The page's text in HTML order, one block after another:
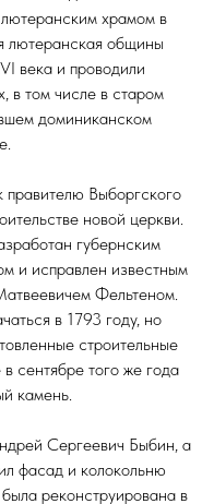
храмом в
лютеранская общины
века и проводили
в том числе в старом
доминиканском
Выборгского
новой церкви.
губернским
и исправлен известным
Фельтеном.
в 1793 году, но
строительные
сентябре того же года
камень.
Сергеевич Быбин, а
фасад и колокольню
реконструирована в